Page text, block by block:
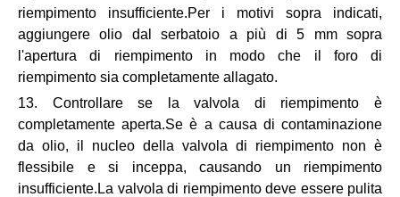
riempimento insufficiente.Per i motivi sopra indicati,
aggiungere olio dal serbatoio a più di 5 mm sopra
l'apertura di riempimento in modo che il foro di
riempimento sia completamente allagato.
13. Controllare se la valvola di riempimento è
completamente aperta.Se è a causa di contaminazione
da olio, il nucleo della valvola di riempimento non è
flessibile e si inceppa, causando un riempimento
insufficiente.La valvola di riempimento deve essere pulita